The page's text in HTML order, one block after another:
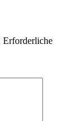
Erforderliche